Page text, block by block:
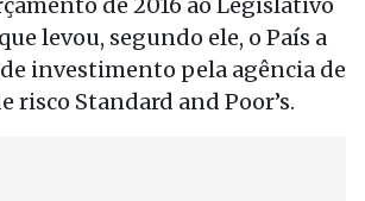
levou, segundo ele, o País a
investimento pela agência de
risco Standard and Poor’s.